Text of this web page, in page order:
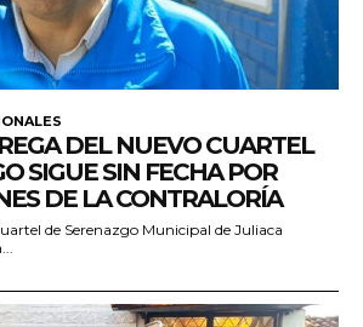
DEL NUEVO CUARTEL
SIGUE SIN FECHA POR
DE LA CONTRALORÍA
de Serenazgo Municipal de Juliaca